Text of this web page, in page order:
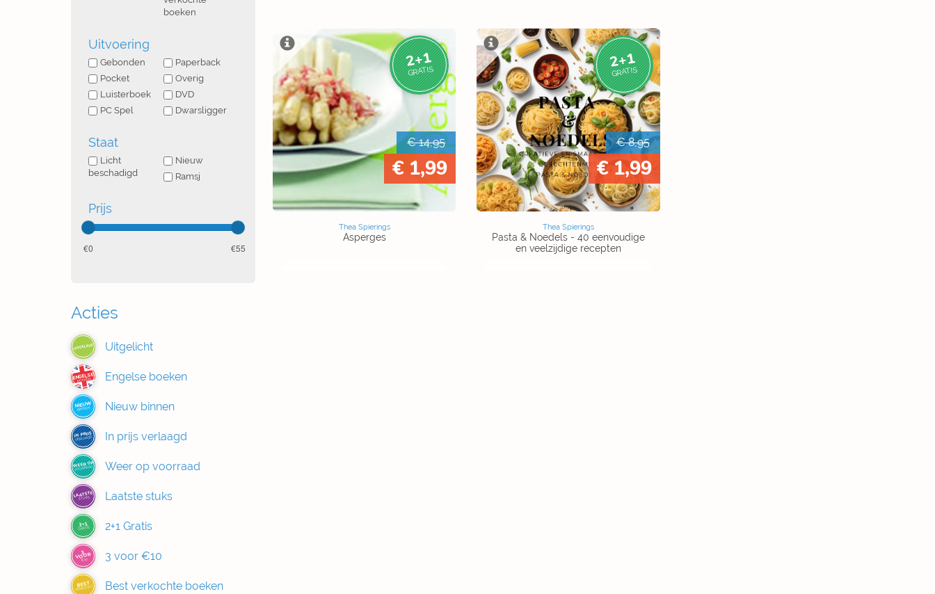
boeken
Uitvoering
Gebonden
Paperback
Pocket
Overig
Luisterboek
DVD
PC Spel
Dwarsligger
Staat
Licht
beschadigd
Nieuw
Ramsj
Prijs
0 55
Acties
UITGELICHT Uitgelicht
ENGELSE
BOEKEN Engelse boeken
NIEUW
BINNEN Nieuw binnen
IN PRIJS
VERLAAGD In prijs verlaagd
WEER OP
VOORRAAD Weer op voorraad
LAATSTE
STUKS Laatste stuks
2+1
GRATIS 2+1 Gratis
3
VOOR
€10 3 voor €10
BEST
VERKOCHT Best verkochte boeken
2+1
GRATIS
€ 14,95
€ 1,99
Thea Spierings
Asperges
2+1
GRATIS
€ 8,95
€ 1,99
Thea Spierings
Pasta & Noedels - 40 eenvoudige
en veelzijdige recepten